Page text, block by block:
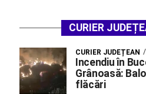
CURIER
CURIER JUDEȚEAN
Incendiu în
Grânoasă:
flăcări